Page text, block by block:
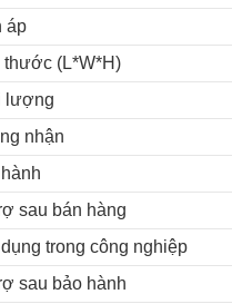
áp
thước (L*W*H)
lượng
nhận
sau bán hàng
trong công nghiệp
sau bảo hành